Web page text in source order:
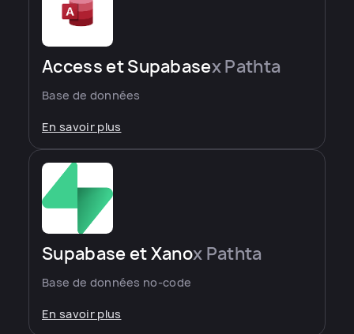
Access et Supabasex Pathta
Base de données
En savoir plus
Supabase et Xanox Pathta
Base de données no-code
En savoir plus